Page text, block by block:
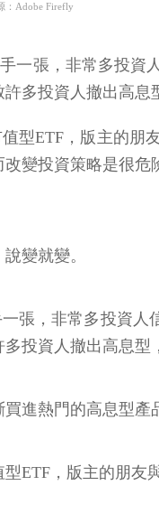
：Adobe Firefly
一張，非常多投
多投資人撤出高息
型ETF，版主的
變投資策略是很危
變就變。
張，非常多投資人
投資人撤出高息型
進熱門的高息型
ETF，版主的朋友